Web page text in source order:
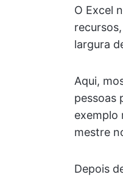
O Excel
largura
Aqui,
pessoas
exemplo
mestre
Depois